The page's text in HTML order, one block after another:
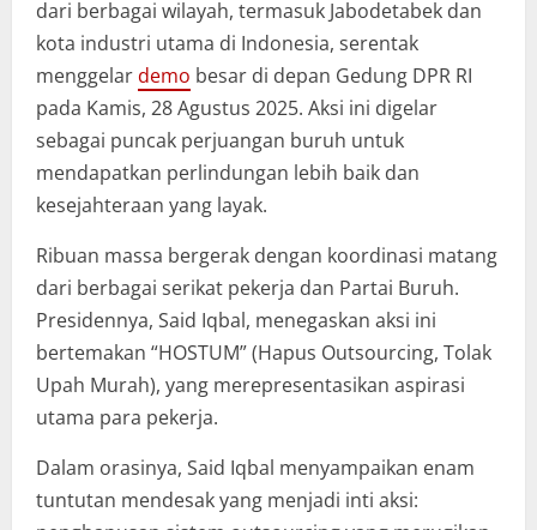
dari berbagai wilayah, termasuk Jabodetabek dan
kota industri utama di Indonesia, serentak
menggelardemo besar di depan Gedung DPR RI
pada Kamis, 28 Agustus 2025. Aksi ini digelar
sebagai puncak perjuangan buruh untuk
mendapatkan perlindungan lebih baik dan
kesejahteraan yang layak.
Ribuan massa bergerak dengan koordinasi matang
dari berbagai serikat pekerja dan Partai Buruh.
Presidennya, Said Iqbal, menegaskan aksi ini
bertemakan “HOSTUM” (Hapus Outsourcing, Tolak
Upah Murah), yang merepresentasikan aspirasi
utama para pekerja.
Dalam orasinya, Said Iqbal menyampaikan enam
tuntutan mendesak yang menjadi inti aksi: